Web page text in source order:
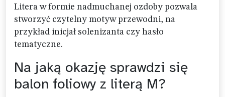
Litera w formie nadmuchanej ozdoby pozwala
stworzyć czytelny motyw przewodni, na
przykład inicjał solenizanta czy hasło
tematyczne.
Na jaką okazję sprawdzi się
balon foliowy z literą M?